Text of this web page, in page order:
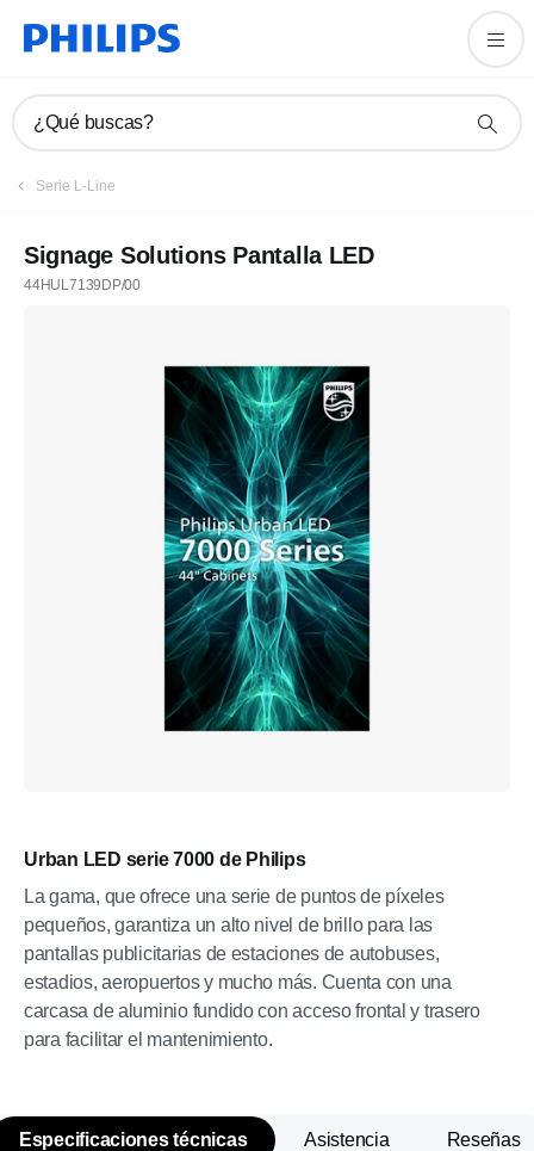
¿Qué buscas?
Serie L-Line
Signage Solutions Pantalla LED
44HUL7139DP/00
Urban LED serie 7000 de Philips
La gama, que ofrece una serie de puntos de píxeles
pequeños, garantiza un alto nivel de brillo para las
pantallas publicitarias de estaciones de autobuses,
estadios, aeropuertos y mucho más. Cuenta con una
carcasa de aluminio fundido con acceso frontal y trasero
para facilitar el mantenimiento.
Especificaciones técnicas Asistencia Reseñas